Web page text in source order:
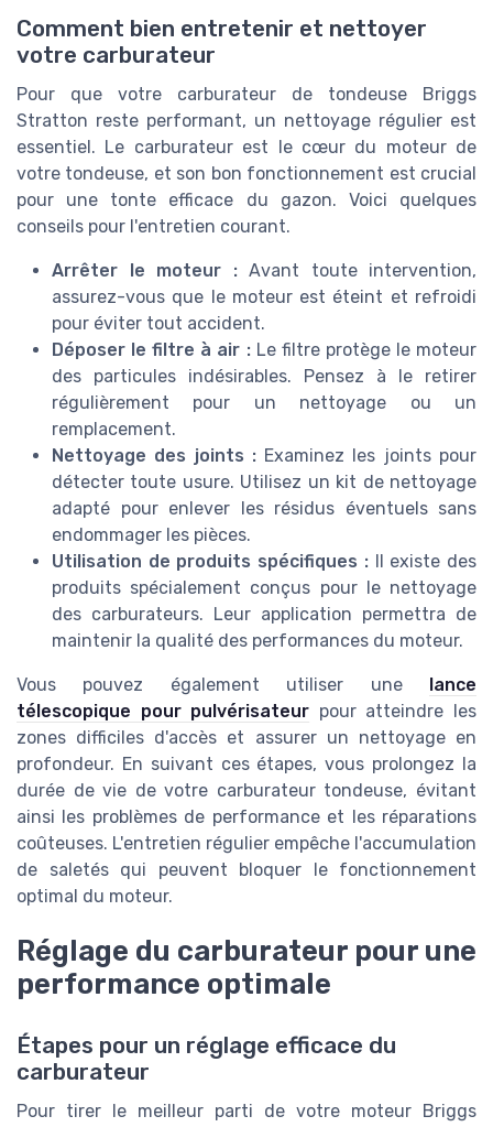
Comment bien entretenir et nettoyer
votre carburateur
Pour que votre carburateur de tondeuse Briggs
Stratton reste performant, un nettoyage régulier est
essentiel. Le carburateur est le cœur du moteur de
votre tondeuse, et son bon fonctionnement est crucial
pour une tonte efficace du gazon. Voici quelques
conseils pour l'entretien courant.
Arrêter le moteur :Avant toute intervention,
assurez-vous que le moteur est éteint et refroidi
pour éviter tout accident.
Déposer le filtre à air :Le filtre protège le moteur
des particules indésirables. Pensez à le retirer
régulièrement pour un nettoyage ou un
remplacement.
Nettoyage des joints :Examinez les joints pour
détecter toute usure. Utilisez un kit de nettoyage
adapté pour enlever les résidus éventuels sans
endommager les pièces.
Utilisation de produits spécifiques :Il existe des
produits spécialement conçus pour le nettoyage
des carburateurs. Leur application permettra de
maintenir la qualité des performances du moteur.
Vous pouvez également utiliser une lance
télescopique pour pulvérisateur pour atteindre les
zones difficiles d'accès et assurer un nettoyage en
profondeur. En suivant ces étapes, vous prolongez la
durée de vie de votre carburateur tondeuse, évitant
ainsi les problèmes de performance et les réparations
coûteuses. L'entretien régulier empêche l'accumulation
de saletés qui peuvent bloquer le fonctionnement
optimal du moteur.
Réglage du carburateur pour une
performance optimale
Étapes pour un réglage efficace du
carburateur
Pour tirer le meilleur parti de votre moteur Briggs